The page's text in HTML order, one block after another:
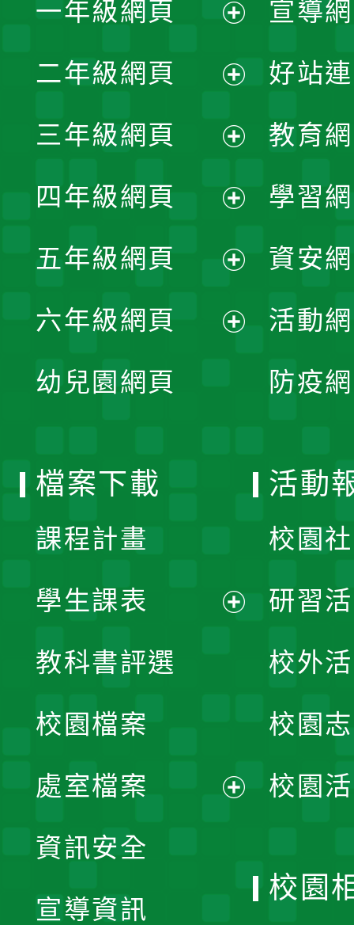
一年級網頁
開
選
單
二年級網頁
開
選
單
三年級網頁
開
選
單
四年級網頁
開
選
五年級網頁
開
六年級網頁
幼兒園網頁
宣導
好站
教育
學習
資安
活動
防疫
檔案下載
課程計畫
學生課表
單
教科書評選
校園檔案
處室檔案
資訊安全
宣導資訊
活動
校園
研習
校外
校園
校園
校園